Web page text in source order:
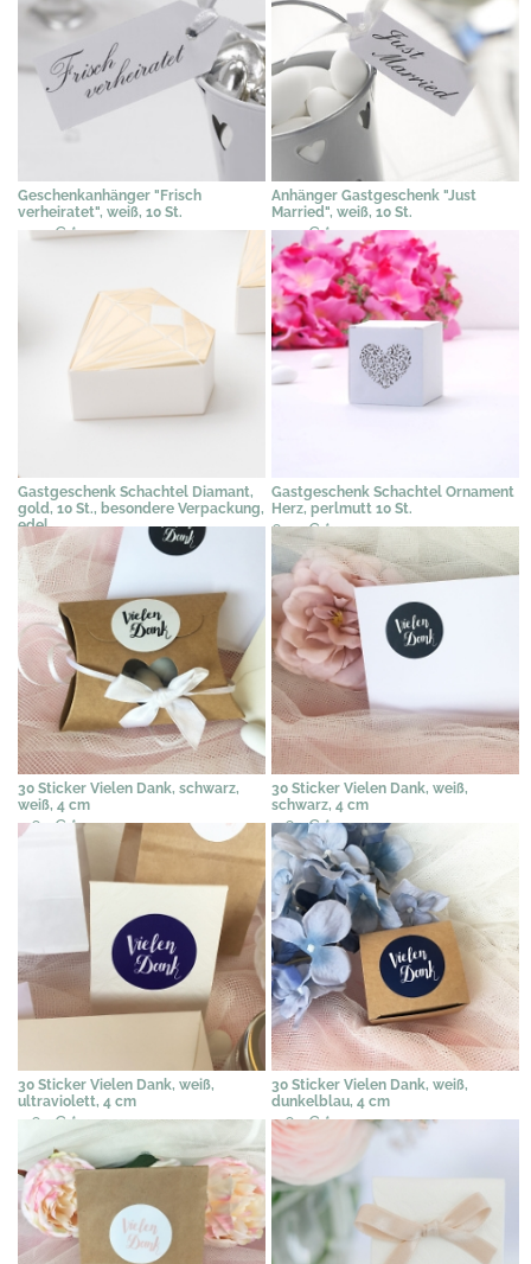
Geschenkanhänger "Frisch
verheiratet", weiß, 10 St.
2,45 €*
Anhänger Gastgeschenk "Just
Married", weiß, 10 St.
2,45 €*
Gastgeschenk Schachtel Diamant,
gold, 10 St., besondere Verpackung,
edel
12,82 €
Gastgeschenk Schachtel Ornament
Herz, perlmutt 10 St.
6,10 €*
30 Sticker Vielen Dank, schwarz,
weiß, 4 cm
4,62 € *
30 Sticker Vielen Dank, weiß,
schwarz, 4 cm
4,62 €*
30 Sticker Vielen Dank, weiß,
ultraviolett, 4 cm
4,62 €*
30 Sticker Vielen Dank, weiß,
dunkelblau, 4 cm
4,62 €*